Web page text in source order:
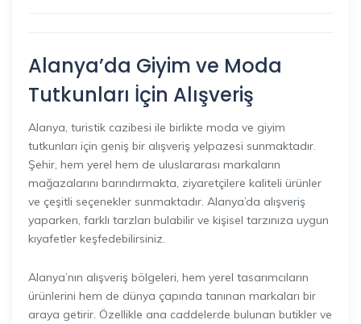
Alanya’da Giyim ve Moda
Tutkunları İçin Alışveriş
Alanya, turistik cazibesi ile birlikte moda ve giyim
tutkunları için geniş bir alışveriş yelpazesi sunmaktadır.
Şehir, hem yerel hem de uluslararası markaların
mağazalarını barındırmakta, ziyaretçilere kaliteli ürünler
ve çeşitli seçenekler sunmaktadır. Alanya’da alışveriş
yaparken, farklı tarzları bulabilir ve kişisel tarzınıza uygun
kıyafetler keşfedebilirsiniz.
Alanya’nın alışveriş bölgeleri, hem yerel tasarımcıların
ürünlerini hem de dünya çapında tanınan markaları bir
araya getirir. Özellikle ana caddelerde bulunan butikler ve